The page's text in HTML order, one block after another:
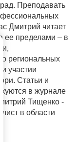
Преподавать
Дмитрий читает
ее пределами – в
региональных
участии
Статьи и
в журнале
Тищенко -
в области